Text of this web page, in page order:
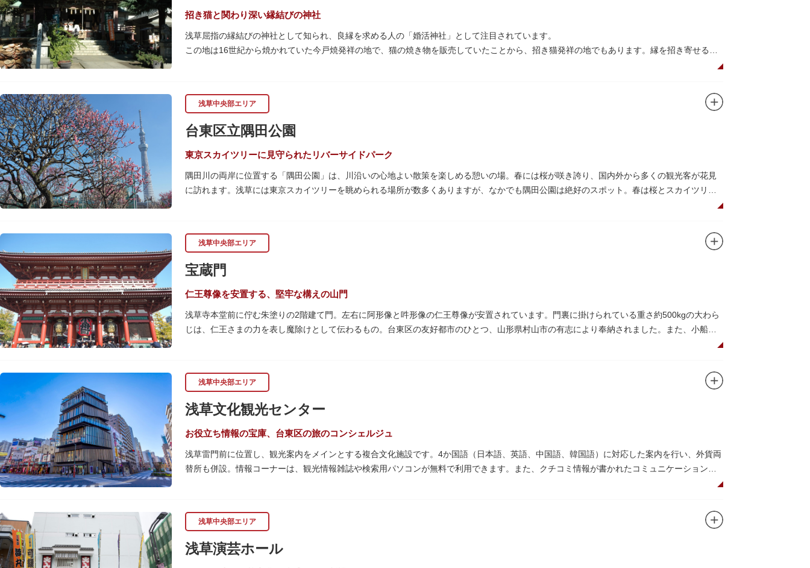
招き猫と関わり深い縁結びの神社
浅草屈指の縁結びの神社として知られ、良縁を求める人の「婚活神社」として注目されています。
この地は16世紀から焼かれていた今戸焼発祥の地で、猫の焼き物を販売していたことから、招き猫発祥の地でもあります。縁を招き寄せるペ
1063（康平6）年、時の奥羽鎮守府源頼朝・義家父子が祈願し鎌倉の鶴ヶ丘と浅草今戸とに京都の石清水八幡を勧請して創建されました。境
内には、幕末に活躍した新選組沖田総司の終焉の地の碑も佇んでいます。また、浅草名所七福神の福禄寿が祀られており、七福神詣りの参拝
客でも賑わうスポットです。
浅草中央部エリア
台東区立隅田公園
東京スカイツリーに見守られたリバーサイドパーク
隅田川の両岸に位置する「隅田公園」は、川沿いの心地よい散策を楽しめる憩いの場。春には桜が咲き誇り、国内外から多くの観光客が花見
に訪れます。浅草には東京スカイツリーを眺められる場所が数多くありますが、なかでも隅田公園は絶好のスポット。春は桜とスカイツリー
手にのんびりと過ごしても良いですね。また、クジラの滑り台が目印の「遊具広場」はブランコやアスレチックなどの遊具が設置された広
場。子どもも思いっきり身体を動かせます。
隅田川橋梁に設置された全長約160mの「すみだリバーウォーク」は、東京スカイツリーまでの最短距離ルートのひとつ。歩道橋の途中にある
ガラス床から隅田川を見下ろしたり、すぐ横を走る電車の迫力を楽しんだり、隅田川散策にいかがでしょうか。
浅草中央部エリア
宝蔵門
仁王尊像を安置する、堅牢な構えの山門
浅草寺本堂前に佇む朱塗りの2階建て門。左右に阿形像と吽形像の仁王尊像が安置されています。門裏に掛けられている重さ約500kgの大わら
じは、仁王さまの力を表し魔除けとして伝わるもの。台東区の友好都市のひとつ、山形県村山市の有志により奉納されました。また、小船町
宝蔵門は、平安時代、武蔵守に任命された平公雅（たいらのきみまさ）により、祈願成就の御礼として942年に建立されました。数度の火災を
経て、現在の門は1964年にホテルニューオオタニ創始者・大谷米太郎の寄進により本瓦葺きで再建された（2007年チタン瓦に葺き替え）楼門
です。上層部には仏教の経典である『元版⼀切経（げんばんいっさいきょう）』や寺宝が収蔵されています。
浅草中央部エリア
浅草文化観光センター
お役立ち情報の宝庫、台東区の旅のコンシェルジュ
浅草雷門前に位置し、観光案内をメインとする複合文化施設です。4か国語（日本語、英語、中国語、韓国語）に対応した案内を行い、外貨両
替所も併設。情報コーナーは、観光情報雑誌や検索用パソコンが無料で利用できます。また、クチコミ情報が書かれたコミュニケーションボ
ここを訪れたなら、8階の展望テラスも必見です。雷門から浅草寺へと続く仲見世や、隅田川や東京スカイツリーも一望できるビュースポット
となっています。
浅草の街並みに溶け込む平屋を重ねたようなおしゃれな外観は、日本を代表する建築家・隈研吾氏によるデザイン。木の温もりあふれる空間
浅草中央部エリア
浅草演芸ホール